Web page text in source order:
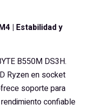
| Estabilidad y
B550M DS3H.
Ryzen en socket
soporte para
confiable